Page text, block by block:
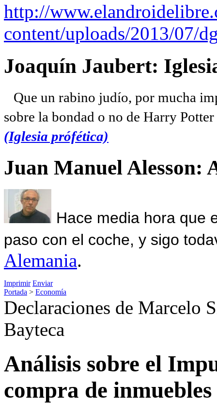
http://
content/uploads/2013/07/
Joaquín Jaubert:
Que un rabino judío, por mucha
sobre la bondad o no de Harry
(Iglesia prófética)
Juan Manuel Alesson:
Hace media hora que
paso con el coche, y sigo
Alemania.
Imprimir Enviar
Portada > Economía
Declaraciones de Marcelo
Bayteca
Análisis sobre el
compra de